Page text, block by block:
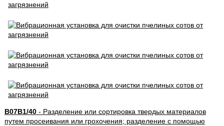
B07B1/40- Разделение или сортировка твердых материалов
путем просеивания или грохочения; разделение с помощью